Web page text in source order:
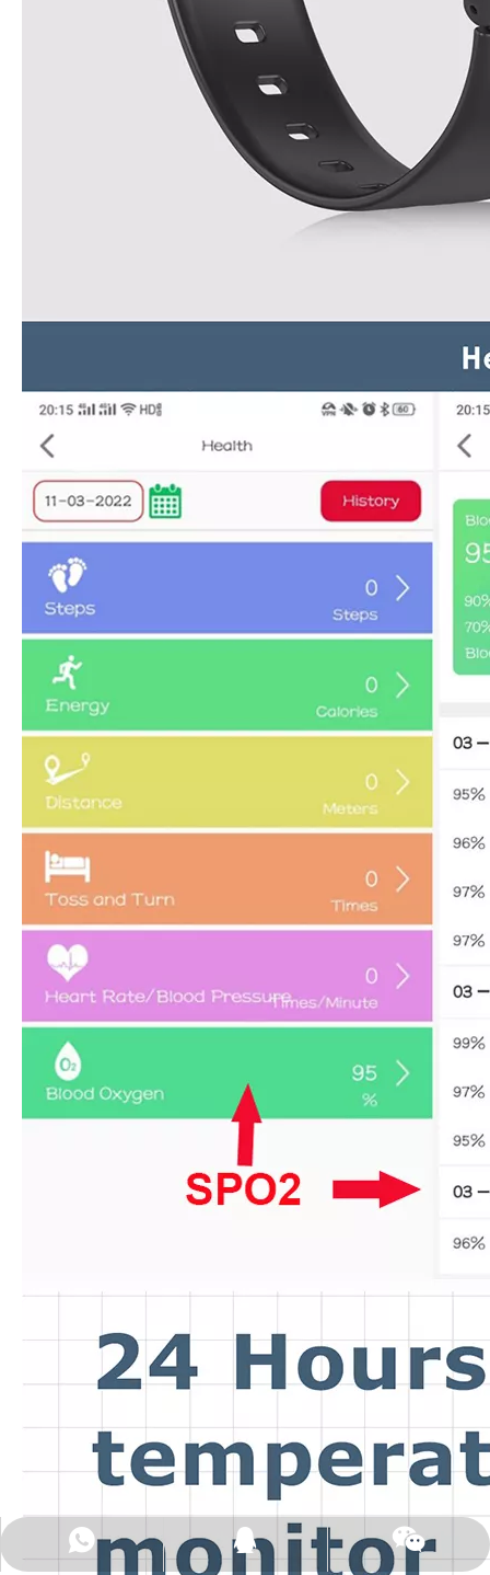
+86-15323476221
2246520492
connie4p触摸